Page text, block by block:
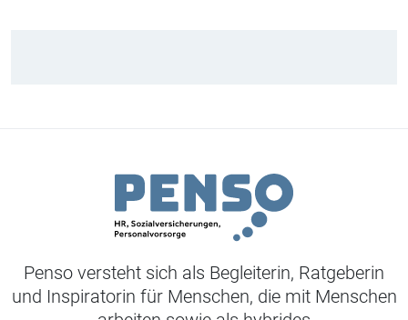
Penso versteht sich als Begleiterin, Ratgeberin
und Inspiratorin für Menschen, die mit Menschen